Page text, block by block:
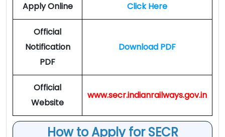
Apply Online Click Here
Official
Notification
PDF
Download PDF
Official
Website
www.secr.indianrailways.gov.in
How to Apply for SECR